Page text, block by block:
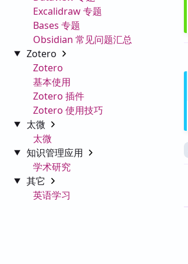
Excalidraw 专题
Bases 专题
Obsidian 常见问题汇总
Zotero
Zotero
基本使用
Zotero 插件
Zotero 使用技巧
太微
太微
知识管理应用
学术研究
其它
英语学习